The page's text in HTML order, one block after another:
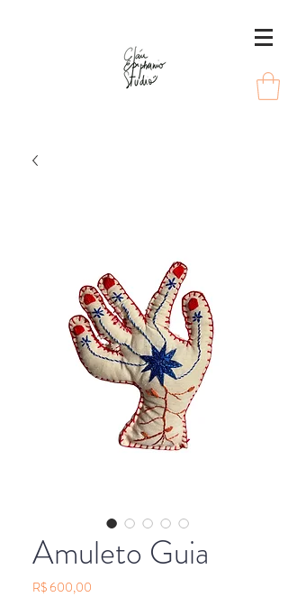
Amuleto Guia
R$ 600,00